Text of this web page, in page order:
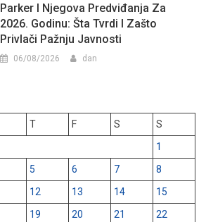
Parker I Njegova Predviđanja Za
2026. Godinu: Šta Tvrdi I Zašto
Privlači Pažnju Javnosti
06/08/2026 dan
T F S
S
1
5 6 7
8
12 13 14
15
19 20 21
22